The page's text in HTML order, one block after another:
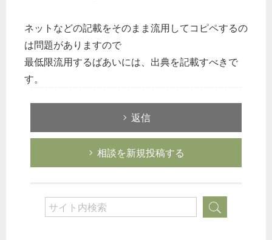
ネットなどの記載をそのまま流用してコピペするの
は問題がありますので
最低限流用するばあいには、出典を記載すべきで
す。
返信
相談を新規投稿する